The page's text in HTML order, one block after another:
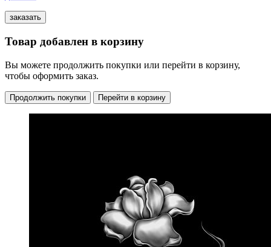
Товар добавлен в корзину
Вы можете продолжить покупки или перейти в корзину,
чтобы оформить заказ.
Продолжить покупки Перейти в корзину